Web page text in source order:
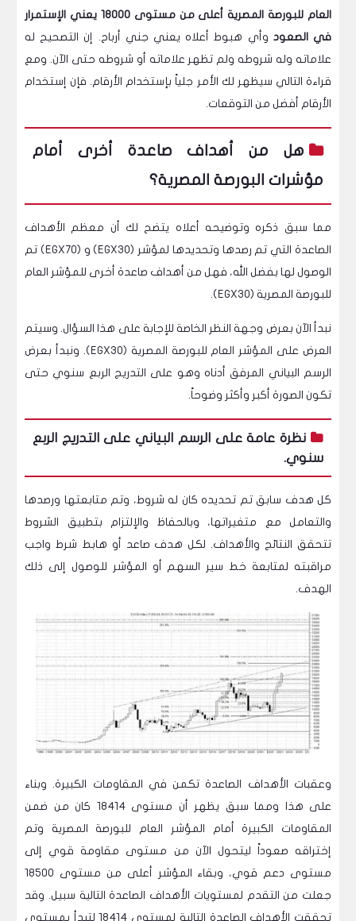
العام للبورصة المصرية أعلى من مستوى 18000 يعني الإستمرار
في الصعود وأي هبوط أعلاه يعني جني أرباح. إن التصحيح له
علاماته وله شروطه ولم تظهر علاماته أو شروطه حتى الآن. ومع
قراءة التالي سيظهر لك الأمر جلياً بإستخدام الأرقام. فإن إستخدام
الأرقام أفضل من التوقعات.
هل من أهداف صاعدة أخرى أمام
مؤشرات البورصة المصرية؟
مما سبق ذكره وتوضيحه أعلاه يتضح لك أن معظم الأهداف
الصاعدة التي تم رصدها وتحديدها لمؤشر (EGX30) و (EGX70) تم
الوصول لها بفضل الله، فهل من أهداف صاعدة أخرى للمؤشر العام
للبورصة المصرية (EGX30).
نبدأ الآن بعرض وجهة النظر الخاصة للإجابة على هذا السؤال. وسيتم
العرض على المؤشر العام للبورصة المصرية (EGX30). ونبدأ بعرض
الرسم البياني المرفق أدناه وهو على التدريج الربع سنوي حتى
تكون الصورة أكبر وأكثر وضوحاً.
نظرة عامة على الرسم البياني على التدريج الربع
سنوي.
كل هدف سابق تم تحديده كان له شروط، وتم متابعتها ورصدها
والتعامل مع متغيراتها، وبالحفاظ والإلتزام بتطبيق الشروط
تتحقق النتائج والأهداف. لكل هدف صاعد أو هابط شرط واجب
مراقبته لمتابعة خط سير السهم أو المؤشر للوصول إلى ذلك
الهدف.
وعقبات الأهداف الصاعدة تكمن في المقاومات الكبيرة. وبناء
على هذا ومما سبق يظهر أن مستوى 18414 كان من ضمن
المقاومات الكبيرة أمام المؤشر العام للبورصة المصرية وتم
إختراقه صعوداً ليتحول الآن من مستوى مقاومة قوي إلى
مستوى دعم قوي، وبقاء المؤشر أعلى من مستوى 18500
جعلت من التقدم لمستويات الأهداف الصاعدة التالية سبيل. وقد
تحققت الأهداف الصاعدة التالية لمستوى 18414 لتبدأ بمستوى